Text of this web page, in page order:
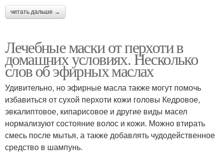
читать дальше →
Лечебные маски от перхоти в
домашних условиях. Несколько
слов об эфирных маслах
Удивительно, но эфирные масла также могут помочь
избавиться от сухой перхоти кожи головы Кедровое,
эвкалиптовое, кипарисовое и другие виды масел
нормализуют состояние волос и кожи. Можно втирать
смесь после мытья, а также добавлять чудодейственное
средство в шампунь.